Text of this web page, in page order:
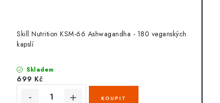
Skill Nutrition KSM-66 Ashwagandha - 180 veganských
kapslí
Skladem
699 Kč